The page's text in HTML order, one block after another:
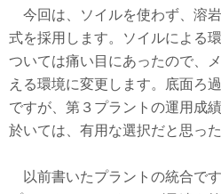
今回は、ソイルを使わず、溶
式を採用します。ソイルによる
ついては痛い目にあったので、
える環境に変更します。底面ろ
ですが、第３プラントの運用成
於いては、有用な選択だと思った
以前書いたプラントの統合で